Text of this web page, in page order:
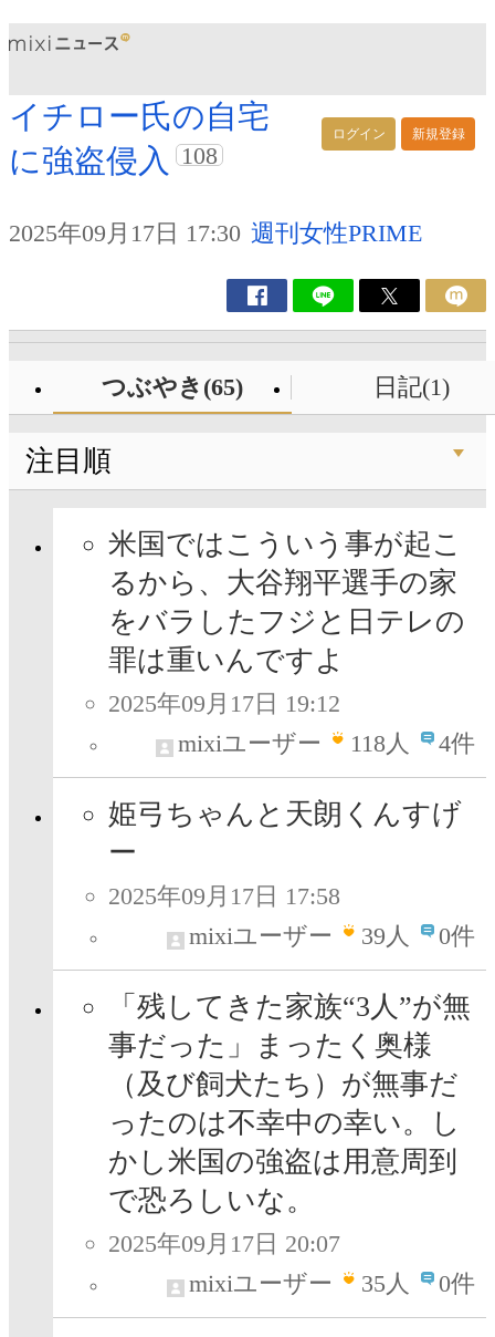
ログイン 新規登録
イチロー氏の自宅
に強盗侵入
108
2025年09月17日 17:30 週刊女性PRIME
つぶやき(65) 日記(1)
注目順
米国ではこういう事が起こ
るから、大谷翔平選手の家
をバラしたフジと日テレの
罪は重いんですよ
2025年09月17日 19:12
mixiユーザー
118人 4件
姫弓ちゃんと天朗くんすげ
ー
2025年09月17日 17:58
mixiユーザー
39人 0件
「残してきた家族“3人”が無
事だった」まったく奥様
（及び飼犬たち）が無事だ
ったのは不幸中の幸い。し
かし米国の強盗は用意周到
で恐ろしいな。
2025年09月17日 20:07
mixiユーザー
35人 0件